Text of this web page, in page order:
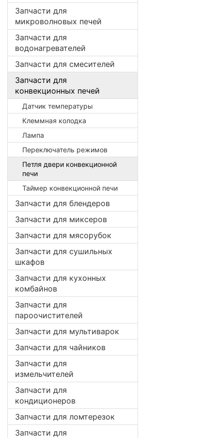
Запчасти для
микроволновых печей
Запчасти для
водонагревателей
Запчасти для смесителей
Запчасти для
конвекционных печей
Датчик температуры
Клеммная колодка
Лампа
Переключатель режимов
Петля двери конвекционной
печи
Таймер конвекционной печи
Запчасти для блендеров
Запчасти для миксеров
Запчасти для мясорубок
Запчасти для сушильных
шкафов
Запчасти для кухонных
комбайнов
Запчасти для
пароочистителей
Запчасти для мультиварок
Запчасти для чайников
Запчасти для
измельчителей
Запчасти для
кондиционеров
Запчасти для ломтерезок
Запчасти для